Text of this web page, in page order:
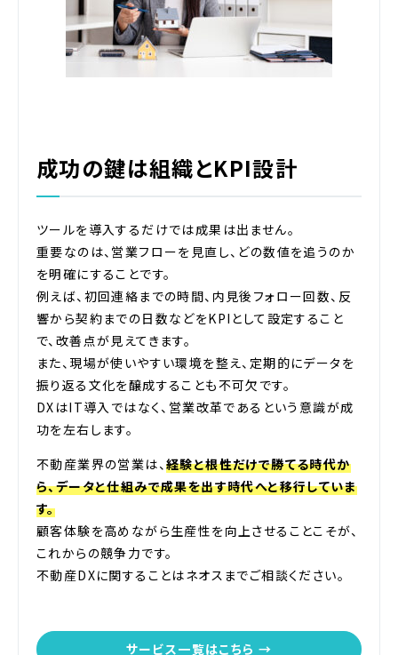
成功の鍵は組織とKPI設計
ツールを導入するだけでは成果は出ません。
重要なのは、営業フローを見直し、どの数値を追うのか
を明確にすることです。
例えば、初回連絡までの時間、内見後フォロー回数、反
響から契約までの日数などをKPIとして設定すること
で、改善点が見えてきます。
また、現場が使いやすい環境を整え、定期的にデータを
振り返る文化を醸成することも不可欠です。
DXはIT導入ではなく、営業改革であるという意識が成
功を左右します。
不動産業界の営業は、経験と根性だけで勝てる時代か
ら、データと仕組みで成果を出す時代へと移行していま
す。
顧客体験を高めながら生産性を向上させることこそが、
これからの競争力です。
不動産DXに関することはネオスまでご相談ください。
サービス一覧はこちら →